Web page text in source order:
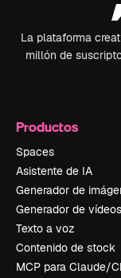
La plataforma
millón de
Productos
Spaces
Asistente de IA
Generador de
Generador de vídeos
Texto a voz
Contenido de stock
MCP para Claude/